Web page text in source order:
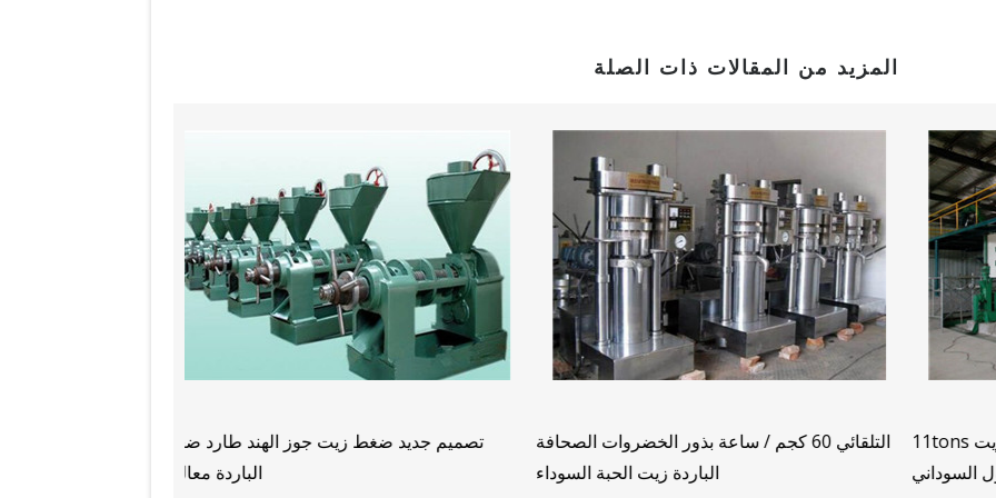
المزيد من المقالات ذات الصلة
عمان بيع معدات تكرير الزيوت الكيميائية
11tons يوميا زيت الفول السوداني ماكينة زيت
الفول السوداني